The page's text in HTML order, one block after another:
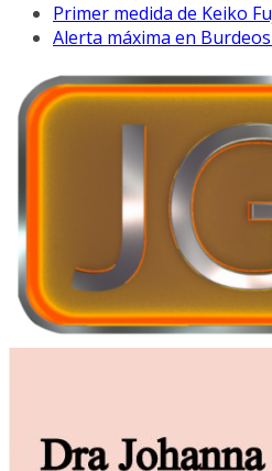
Primer medida de Keiko
Alerta máxima en